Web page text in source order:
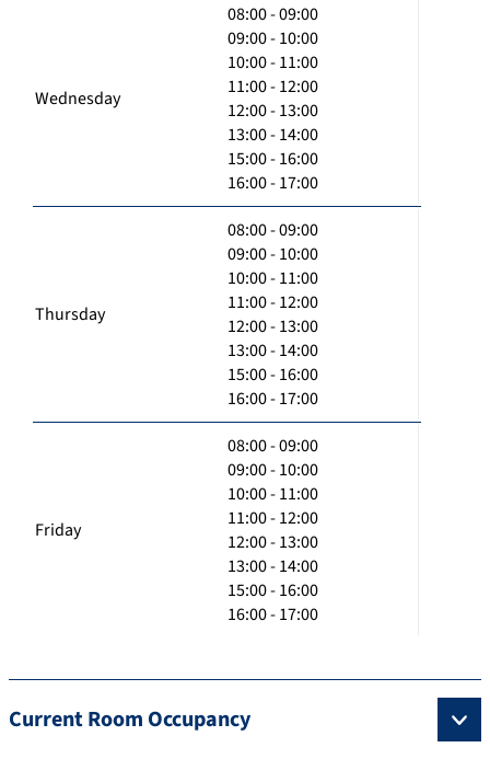
Wednesday
08:00 - 09:00
09:00 - 10:00
10:00 - 11:00
11:00 - 12:00
12:00 - 13:00
13:00 - 14:00
15:00 - 16:00
16:00 - 17:00
Thursday
08:00 - 09:00
09:00 - 10:00
10:00 - 11:00
11:00 - 12:00
12:00 - 13:00
13:00 - 14:00
15:00 - 16:00
16:00 - 17:00
Friday
08:00 - 09:00
09:00 - 10:00
10:00 - 11:00
11:00 - 12:00
12:00 - 13:00
13:00 - 14:00
15:00 - 16:00
16:00 - 17:00
Current Room Occupancy